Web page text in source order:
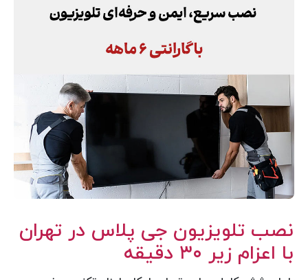
نصب تلویزیون جی پلاس در تهران
با اعزام زیر ۳۰ دقیقه